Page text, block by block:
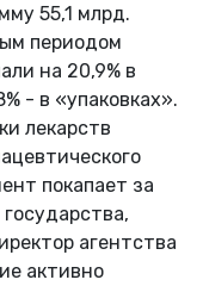
55,1 млрд.
периодом
на 20,9% в
- в «упаковках».
лекарств
покапает за
агентства
активно